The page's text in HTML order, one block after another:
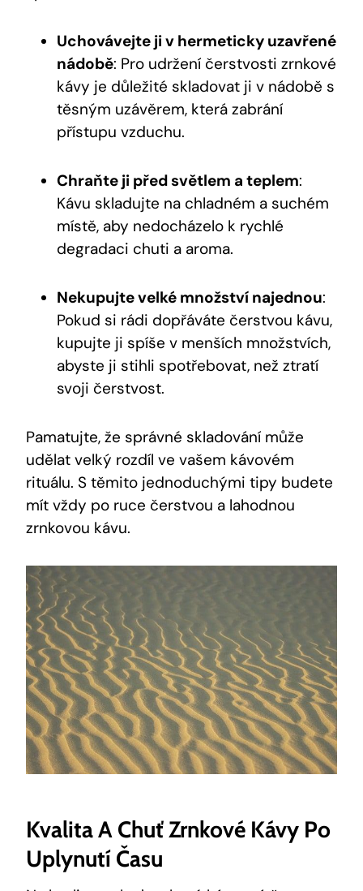
Uchovávejte ji v hermeticky uzavřené
nádobě: Pro udržení čerstvosti zrnkové
kávy je důležité skladovat ji v nádobě s
těsným uzávěrem, která zabrání
přístupu vzduchu.
Chraňte ji před světlem a teplem:
Kávu skladujte na chladném a suchém
místě, aby nedocházelo k rychlé
degradaci chuti a aroma.
Nekupujte velké množství najednou:
Pokud si rádi dopřáváte čerstvou kávu,
kupujte ji spíše v menších množstvích,
abyste ji stihli spotřebovat, než ztratí
svoji čerstvost.
Pamatujte, že správné skladování může
udělat velký rozdíl ve vašem kávovém
rituálu. S těmito jednoduchými tipy budete
mít vždy po ruce čerstvou a lahodnou
zrnkovou kávu.
Kvalita A Chuť Zrnkové Kávy Po
Uplynutí Času